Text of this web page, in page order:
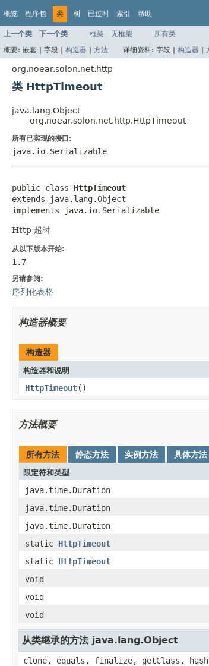
概览 程序包 类 树 已过时 索引 帮助
上一个类 下一个类 框架 无框架
所有类
概要: 嵌套 | 字段 | 构造器 | 方法 详细资料: 字段 | 构造器 |
org.noear.solon.net.http
类 HttpTimeout
java.lang.Object
org.noear.solon.net.http.HttpTimeout
所有已实现的接口:
java.io.Serializable
public class HttpTimeout
extends java.lang.Object
implements java.io.Serializable
Http 超时
从以下版本开始:
1.7
另请参阅:
序列化表格
构造器概要
构造器
构造器和说明
HttpTimeout()
方法概要
所有方法 静态方法 实例方法 具体方法
限定符和类型
java.time.Duration
java.time.Duration
java.time.Duration
static HttpTimeout
static HttpTimeout
void
void
void
从类继承的方法 java.lang.Object
clone, equals, finalize, getClass,